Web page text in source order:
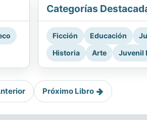
Categorías
Ficción Educación
Historia
Arte Juvenil
Próximo Libro